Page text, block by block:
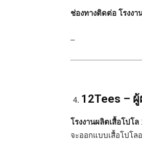
ช่องทางติดต่อ โรงงา
–
12Tees –
โรงงานผลิตเสื้อโปโล
จะออกแบบเสื้อโปโล